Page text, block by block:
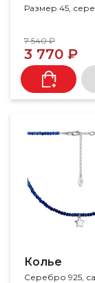
Размер 45,
7 540 ₽
3 770 ₽
Колье